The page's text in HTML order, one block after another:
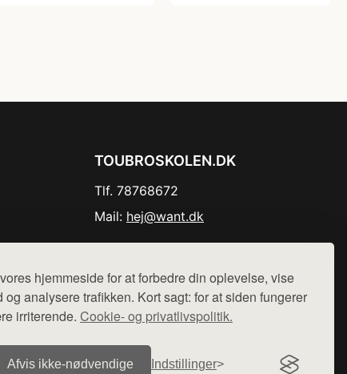
hjemmeside for at forbedre din oplevelse, vise
analysere trafikken. Kort sagt: for at siden fungerer
irriterende. Cookie- og privatlivspolitik.
Afvis ikke‑nødvendige Indstillinger
TOUBROSKOLEN.DK
Tlf. 78768672
Mail: hej@want.dk
ikke varer fra denne side - vi henviser til de shops,